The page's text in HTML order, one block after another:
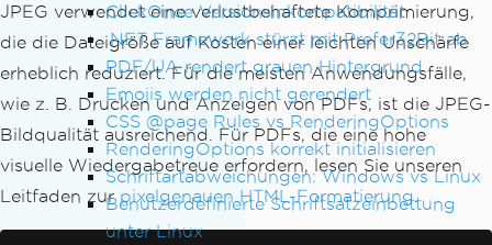
ClickOnce Versionsinkompatibilität
.NET Framework stürzt mit Prefer32Bit ab
PDF/UA rendert grauen Hintergrund
Emojis werden nicht gerendert
CSS @page Rules vs RenderingOptions
RenderingOptions korrekt initialisieren
Schriftartabweichungen: Windows vs Linux
Benutzerdefinierte Schriftsatzeinbettung
unter Linux
JPEG verwendet eine verlustbehaftete Komprimierung,
die die Dateigröße auf Kosten einer leichten Unschärfe
erheblich reduziert. Für die meisten Anwendungsfälle,
wie z. B. Drucken und Anzeigen von PDFs, ist die JPEG-
Bildqualität ausreichend. Für PDFs, die eine hohe
visuelle Wiedergabetreue erfordern, lesen Sie unseren
Leitfaden zur pixelgenauen HTML-Formatierung.